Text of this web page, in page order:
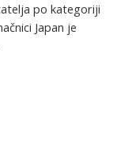
po kategoriji
Japan je